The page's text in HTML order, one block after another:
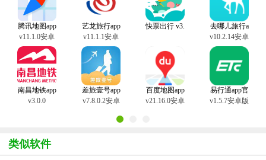
腾讯地图app
官方版
v11.1.0安卓
版
艺龙旅行app
官方版
v11.1.1安卓
版
快票出行 v3.
去哪儿旅行a
pp
v10.2.14安卓
版
南昌地铁app
v3.0.0
差旅壹号app
v7.8.0.2安卓
百度地图app
官方版
v21.16.0安卓
易行通app官
方版
v1.5.7安卓版
类似软件